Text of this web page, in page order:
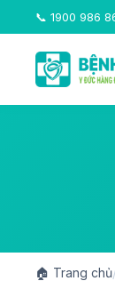
📞 1900 986
🏠 Trang chủ